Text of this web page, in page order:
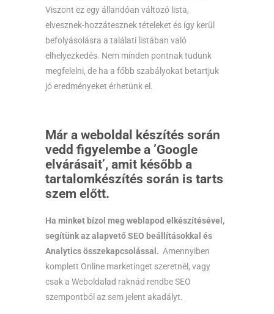
Viszont ez egy állandóan változó lista,
elvesznek-hozzátesznek tételeket és így kerül
befolyásolásra a találati listában való
elhelyezkedés. Nem minden pontnak tudunk
megfelelni, de ha a főbb szabályokat betartjuk
jó eredményeket érhetünk el.
Már a weboldal készítés során
vedd figyelembe a ’Google
elvárásait’, amit később a
tartalomkészítés során is tarts
szem előtt.
Ha minket bízol meg weblapod elkészítésével,
segítünk az alapvető SEO beállításokkal és
Analytics összekapcsolással. Amennyiben
komplett Online marketinget szeretnél, vagy
csak a Weboldalad raknád rendbe SEO
szempontból az sem jelent akadályt.